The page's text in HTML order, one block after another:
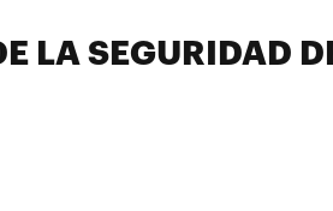
LA SEGURIDAD